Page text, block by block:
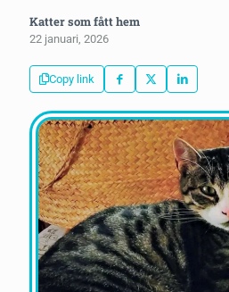
Katter som fått hem
22 januari, 2026
Copy link